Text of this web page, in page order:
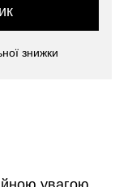
знижки